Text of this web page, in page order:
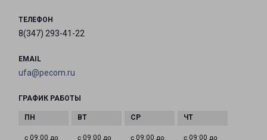
ТЕЛЕФОН
8(347) 293-41-22
EMAIL
ufa@pecom.ru
ГРАФИК РАБОТЫ
с 09:00 до
с 09:00 до
с 09:00 до
с 09:00 до